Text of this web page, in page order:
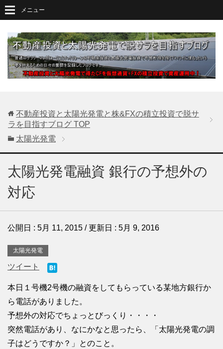
メニュー
不動産投資と太陽光発電と株&FXの積立投資で脱サ
ラを目指すブログ TOP
太陽光発電
太陽光発電融資 銀行の予想外の
対応
公開日 : 5月 11, 2015 / 更新日 : 5月 9, 2016
太陽光発電
ツイート
本日１号機2号機の融資をしてもらっている某地方銀行か
ら電話がありました。
予想外の対応でちょっとびっくり・・・・
突然電話があり、なにかなと思ったら、「太陽光発電の調
子はどうですか？」とのこと。